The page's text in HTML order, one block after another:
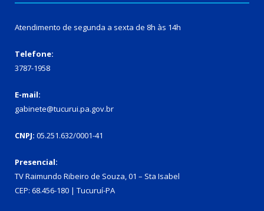
Atendimento de segunda a sexta de 8h às 14h
Telefone:
3787-1958
E-mail:
gabinete@tucurui.pa.gov.br
CNPJ: 05.251.632/0001-41
Presencial:
TV Raimundo Ribeiro de Souza, 01 – Sta Isabel
CEP: 68.456-180 | Tucuruí-PA